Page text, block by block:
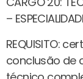
–
REQUISITO:
conclusão de